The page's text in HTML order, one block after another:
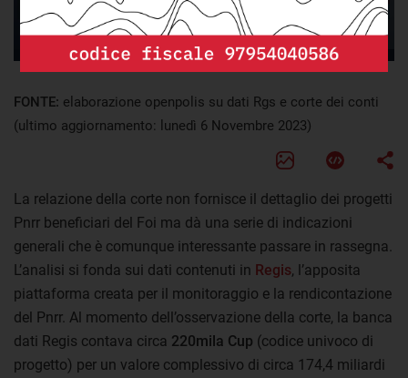
FONTE: elaborazione openpolis su dati Rgs e corte dei conti
(ultimo aggiornamento: lunedì 6 Novembre 2023)
La relazione della corte non fornisce il dettaglio dei progetti
Pnrr beneficiari del Foi ma dà una serie di indicazioni
generali che è comunque interessante passare in rassegna.
L’analisi si fonda sui dati contenuti in Regis, l’apposita
piattaforma creata per il monitoraggio e la rendicontazione
del Pnrr. Al momento dell’osservazione della corte, la banca
dati Regis contava circa 220mila Cup (codice univoco di
progetto) per un valore complessivo di circa 174,4 miliardi